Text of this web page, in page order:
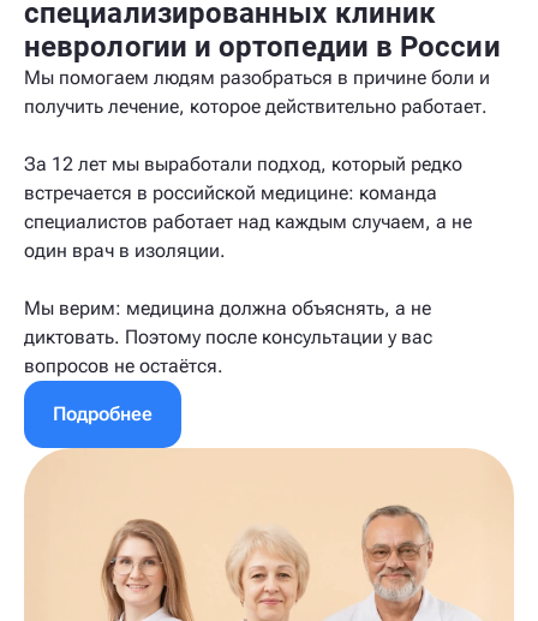
специализированных клиник
неврологии и ортопедии в России
Мы помогаем людям разобраться в причине боли и
получить лечение, которое действительно работает.
За 12 лет мы выработали подход, который редко
встречается в российской медицине: команда
специалистов работает над каждым случаем, а не
один врач в изоляции.
Мы верим: медицина должна объяснять, а не
диктовать. Поэтому после консультации у вас
вопросов не остаётся.
Подробнее